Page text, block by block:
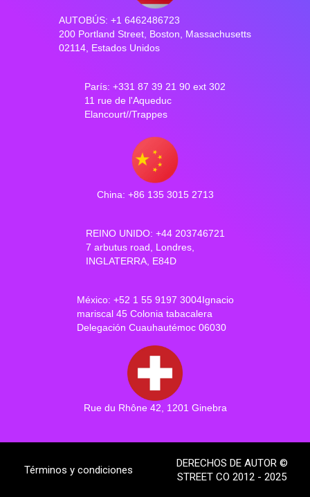
AUTOBÚS: +1 6462486723
200 Portland Street, Boston, Massachusetts
02114, Estados Unidos
París: +331 87 39 21 90 ext 302
11 rue de l'Aqueduc
Elancourt//Trappes
China: +86 135 3015 2713
REINO UNIDO: +44 203746721
7 arbutus road, Londres,
INGLATERRA, E84D
México: +52 1 55 9197 3004Ignacio
mariscal 45 Colonia tabacalera
Delegación Cuauhautémoc 06030
Rue du Rhône 42, 1201 Ginebra
Términos y condiciones
DERECHOS DE AUTOR ©
STREET CO 2012 - 2025